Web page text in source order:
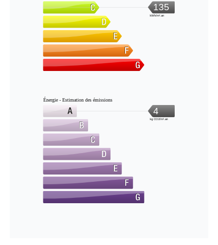
135
kWh/m².an
Énergie - Estimation des émissions
4
kg CO2/m².an